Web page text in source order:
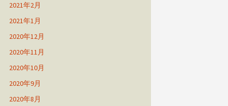
2021年2月
2021年1月
2020年12月
2020年11月
2020年10月
2020年9月
2020年8月